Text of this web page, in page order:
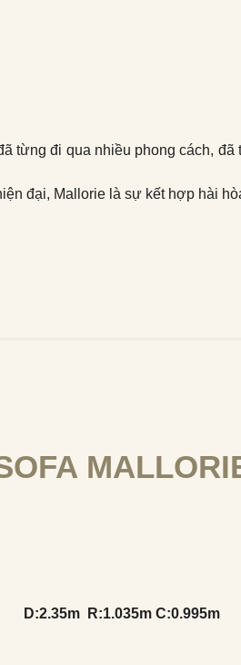
từng đi qua nhiều phong cách,
đại, Mallorie là sự kết hợp hài
D:2.35m R:1.035m C:0.995m